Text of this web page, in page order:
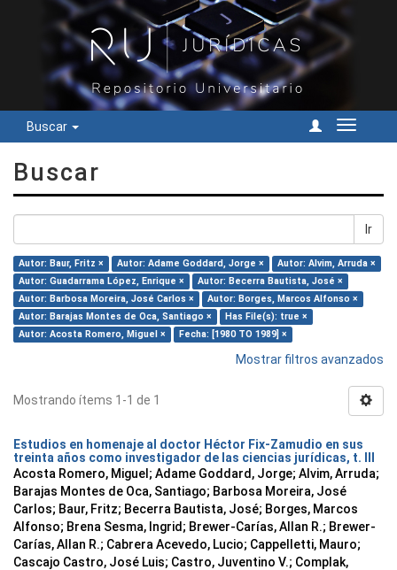
Buscar
Cambiar
Buscar
Ir
Autor: Baur, Fritz × Autor: Adame Goddard, Jorge ×
Autor: Alvim, Arruda ×
Autor: Guadarrama López, Enrique ×
Autor: Becerra Bautista, José ×
Autor: Barbosa Moreira, José Carlos ×
Autor: Borges, Marcos Alfonso ×
Autor: Barajas Montes de Oca, Santiago ×
Has File(s): true ×
Autor: Acosta Romero, Miguel ×
Fecha: [1980 TO 1989] ×
Mostrar filtros avanzados
Mostrando ítems 1-1 de 1
Estudios en homenaje al doctor Héctor Fix-Zamudio en sus
treinta años como investigador de las ciencias jurídicas, t. III
Acosta Romero, Miguel; Adame Goddard, Jorge; Alvim, Arruda;
Barajas Montes de Oca, Santiago; Barbosa Moreira, José
Carlos; Baur, Fritz; Becerra Bautista, José; Borges, Marcos
Alfonso; Brena Sesma, Ingrid; Brewer-Carías, Allan R.; Brewer-
Carías, Allan R.; Cabrera Acevedo, Lucio; Cappelletti, Mauro;
Cascajo Castro, José Luis; Castro, Juventino V.; Complak,